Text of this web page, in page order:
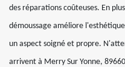
des réparations coûteuses. En
démoussage améliore
un aspect soigné et propre.
arrivent à Merry Sur Yonne,